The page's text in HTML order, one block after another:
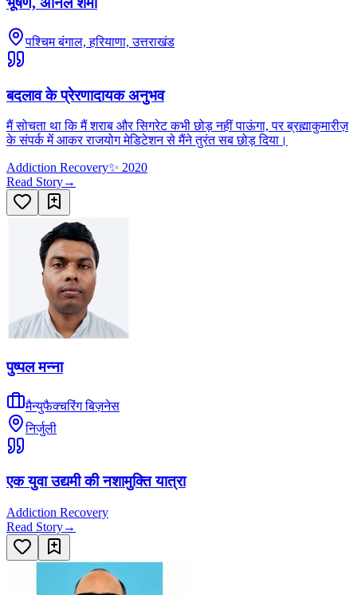
पश्चिम बंगाल, हरियाणा, उत्तराखंड
बदलाव के प्रेरणादायक अनुभव
मैं सोचता था कि मैं शराब और सिगरेट कभी छोड़ नहीं पाऊंगा, पर ब्रह्माकुमारीज़
के संपर्क में आकर राजयोग मेडिटेशन से मैंने तुरंत सब छोड़ दिया।
Addiction Recovery✨ 2020
Read Story→
पुष्पल मन्ना
मैन्युफैक्चरिंग बिज़नेस
निर्जुली
एक युवा उद्यमी की नशामुक्ति यात्रा
Addiction Recovery
Read Story→